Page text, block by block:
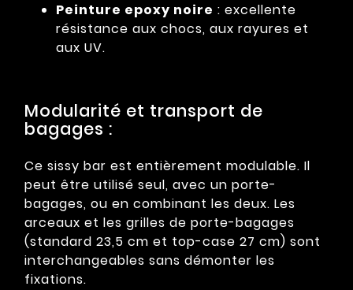
Peinture epoxy noire : excellente
résistance aux chocs, aux rayures et
aux UV.
Modularité et transport de
bagages :
Ce sissy bar est entièrement modulable. Il
peut être utilisé seul, avec un porte-
bagages, ou en combinant les deux. Les
arceaux et les grilles de porte-bagages
(standard 23,5 cm et top-case 27 cm) sont
interchangeables sans démonter les
fixations.